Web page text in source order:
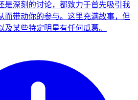
是深刻的讨论，都致力于首先吸引我
而带动你的参与。这里充满故事，但
及某些特定明星有任何瓜葛。